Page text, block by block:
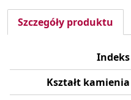
Szczegóły produktu
Indeks
Kształt kamienia